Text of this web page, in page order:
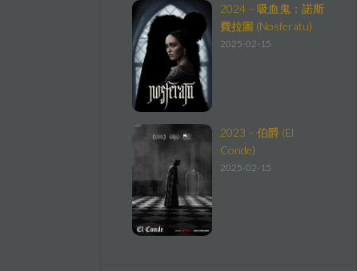
2024 – 吸血鬼：諾斯
費拉圖 (Nosferatu)
2025-02-15
2023 – 伯爵 (El
Conde)
2025-02-15